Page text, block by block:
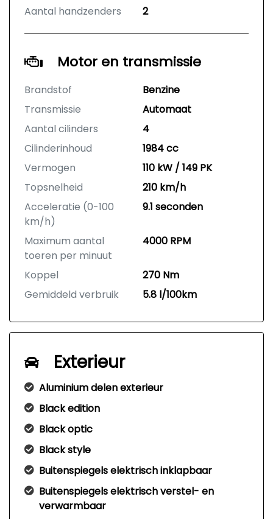
Aantal handzenders
2
Motor en transmissie
Brandstof
Benzine
Transmissie
Automaat
Aantal cilinders
4
Cilinderinhoud
1984 cc
Vermogen
110 kW / 149 PK
Topsnelheid
210 km/h
Acceleratie (0-100
km/h)
9.1 seconden
Maximum aantal
toeren per minuut
4000 RPM
Koppel
270 Nm
Gemiddeld verbruik
5.8 l/100km
Exterieur
Aluminium delen exterieur
Black edition
Black optic
Black style
Buitenspiegels elektrisch inklapbaar
Buitenspiegels elektrisch verstel- en
verwarmbaar